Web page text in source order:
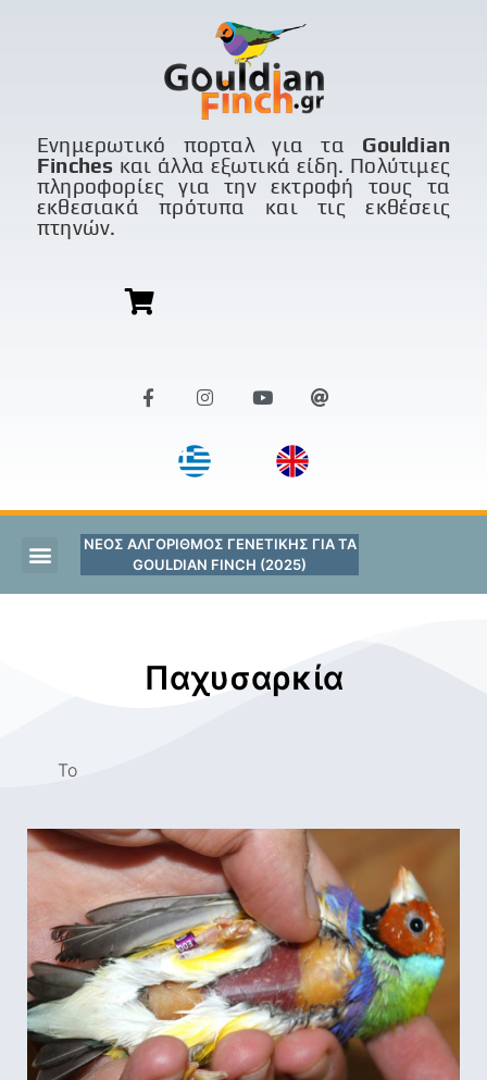
Ενημερωτικό πορταλ για τα Gouldian
Finches και άλλα εξωτικά είδη. Πολύτιμες
πληροφορίες για την εκτροφή τους τα
εκθεσιακά πρότυπα και τις εκθέσεις
πτηνών.
ΝΕΟΣ ΑΛΓΟΡΙΘΜΟΣ ΓΕΝΕΤΙΚΗΣ ΓΙΑ ΤΑ
GOULDIAN FINCH (2025)
Παχυσαρκία
Το